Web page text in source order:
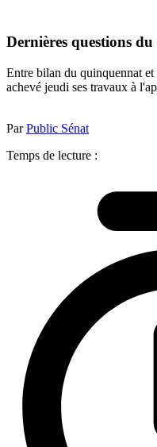
Dernières questions
Entre bilan du quinquennat et
achevé jeudi ses travaux à
ParPublic Sénat
Temps de lecture :